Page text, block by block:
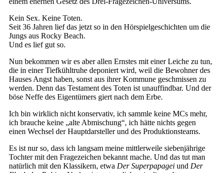
Kein Sex. Keine Toten.
Seit 36 Jahren lief das jetzt so in den Hörspielgeschichten um die
Jungs aus Rocky Beach.
Und es lief gut so.
Nun bekommen wir es aber allen Ernstes mit einer Leiche zu tun,
die in einer Tiefkühltruhe deponiert wird, weil die Bewohner des
Hauses Angst haben, sonst aus ihrer Kommune geschmissen zu
werden. Denn das Testament des Toten ist unauffindbar. Und der
böse Neffe des Eigentümers giert nach dem Erbe.
Ich bin wirklich nicht konservativ, ich sammle keine MCs mehr,
ich brauche keine „alte Abmischung“, ich hätte nichts gegen
einen Wechsel der Hauptdarsteller und des Produktionsteams.
Es ist nur so, dass ich langsam meine mittlerweile siebenjährige
Tochter mit den Fragezeichen bekannt mache. Und das tut man
natürlich mit den Klassikern, etwa Der Superpapagei und Der